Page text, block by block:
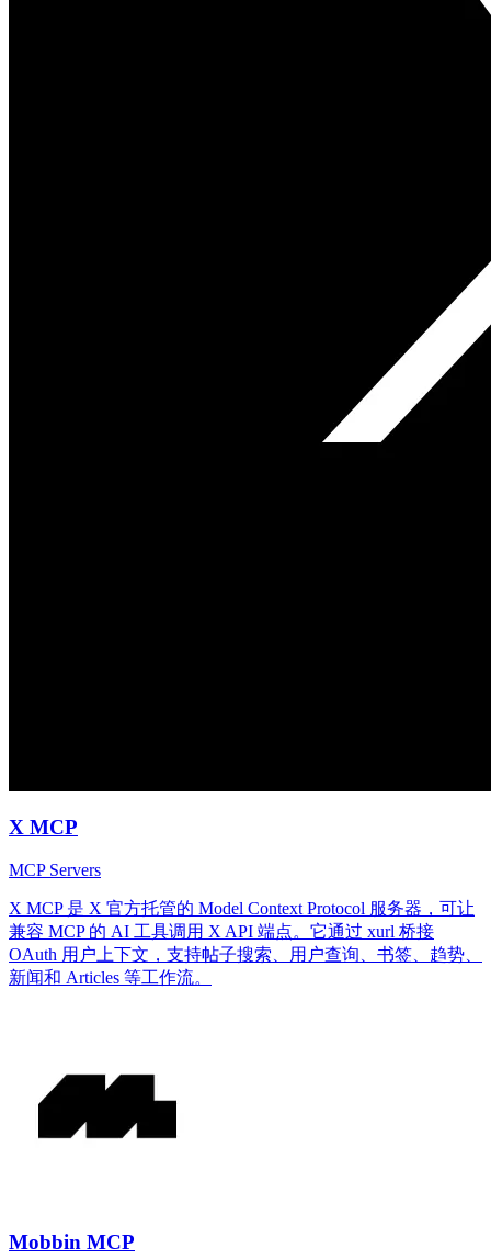
X MCP
MCP Servers
X MCP 是 X 官方托管的 Model Context Protocol 服务器，可让
兼容 MCP 的 AI 工具调用 X API 端点。它通过 xurl 桥接
OAuth 用户上下文，支持帖子搜索、用户查询、书签、趋势、
新闻和 Articles 等工作流。
Mobbin MCP